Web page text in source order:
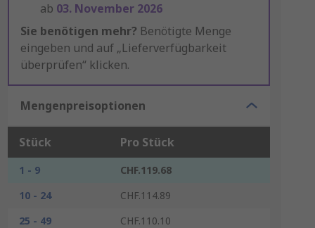
ab 03. November 2026
Sie benötigen mehr? Benötigte Menge
eingeben und auf „Lieferverfügbarkeit
überprüfen“ klicken.
Mengenpreisoptionen
Stück Pro Stück
1 - 9
CHF.119.68
10 - 24
CHF.114.89
25 - 49
CHF.110.10